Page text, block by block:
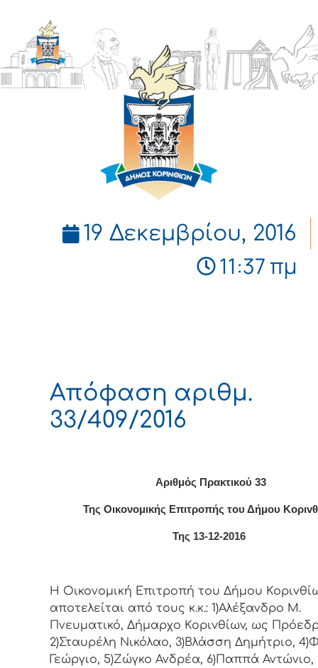
ΔΗΜΟΣ
ΚΟΡΙΝΘΙΩΝ
19 Δεκεμβρίου, 2016
11:37 πμ
Απόφαση αριθμ.
33/409/2016
Αριθμός Πρακτικού 33
Της Οικονομικής Επιτρoπής τoυ Δήμoυ
Της 13-12-2016
Η Οικονομική Επιτρoπή τoυ Δήμoυ
απoτελείται από τoυς κ.κ.: 1)Αλέξανδρο Μ.
Πνευματικό, Δήμαρχo Κoριvθίωv, ως
2)Σταυρέλη Νικόλαο, 3)Βλάσση Δημήτριο,
Γεώργιο, 5)Ζώγκο Ανδρέα, 6)Παππά Αντώνιο,